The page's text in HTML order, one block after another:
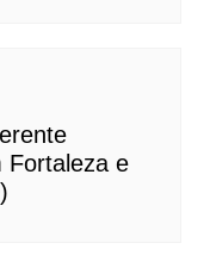
Fortaleza e